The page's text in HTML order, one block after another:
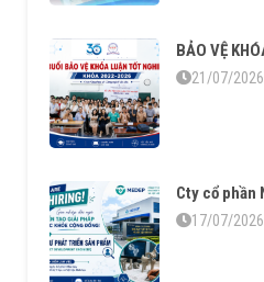
21/07/2026
17/07/2026